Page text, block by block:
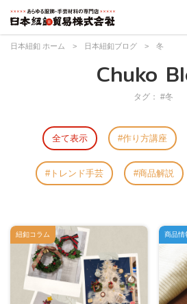
日本紐釦 ホーム > 日本紐釦ブログ > 冬
Chuko
タグ： #冬
全て表示 作り方講座
トレンド手芸 商品解説
紐釦コラム 商品情